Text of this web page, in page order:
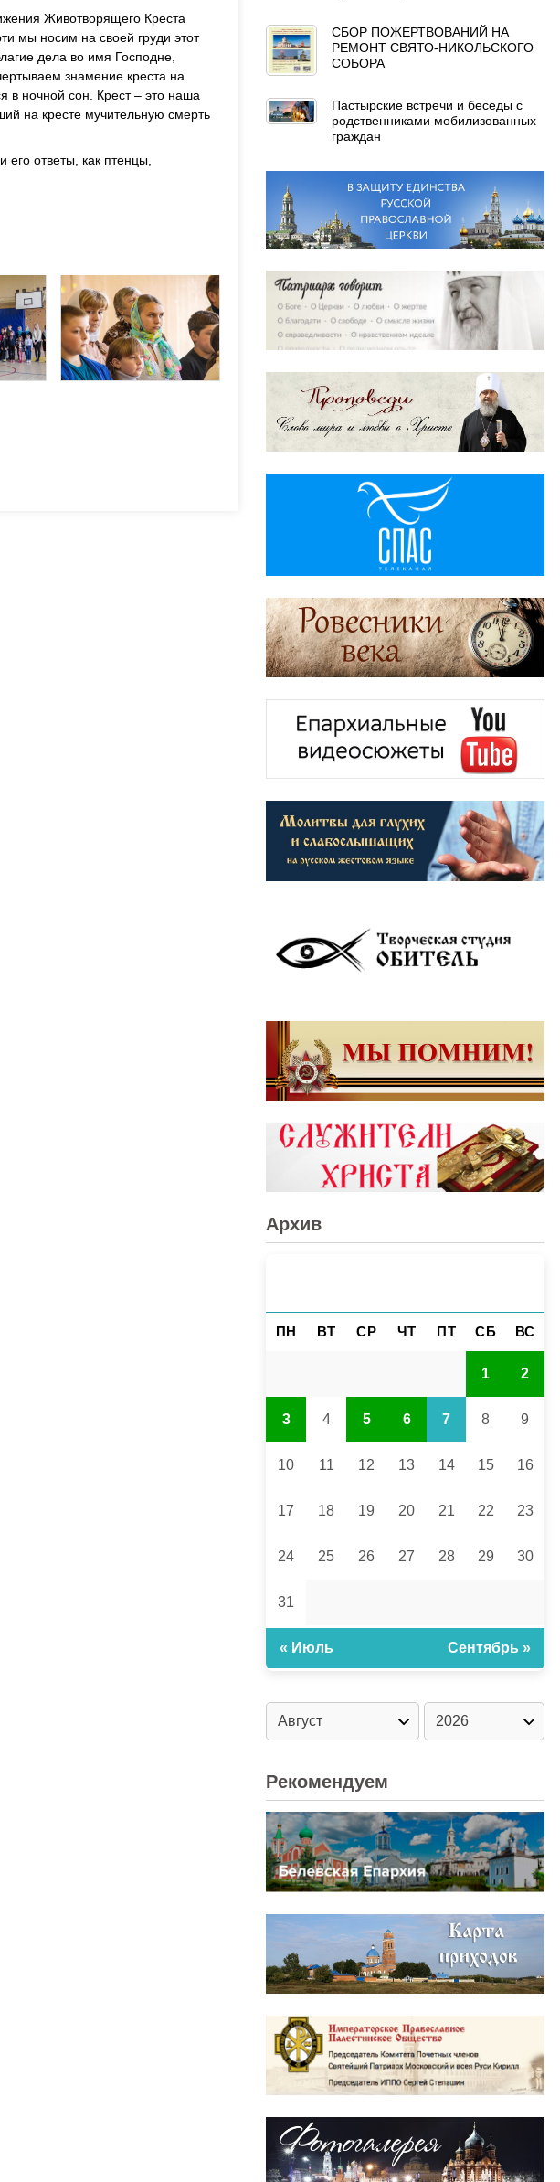
Животворящего Креста
мы носим на своей груди этот
дела во имя Господне,
знамение креста на
в ночной сон. Крест – это наша
на кресте мучительную смерть
ответы, как птенцы,
СБОР ПОЖЕРТВОВАНИЙ НА
РЕМОНТ СВЯТО-НИКОЛЬСКОГО
СОБОРА
Пастырские встречи и беседы с
родственниками мобилизованных
граждан
Архив
ПН ВТ СР ЧТ ПТ СБ ВС
1 2
3 4 5 6 7 8 9
10 11 12 13 14 15 16
17 18 19 20 21 22 23
24 25 26 27 28 29 30
31
« Июль Сентябрь »
Рекомендуем